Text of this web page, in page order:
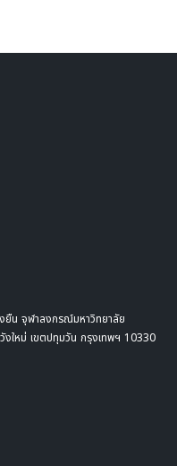
ยืน จุฬาลงกรณ์มหาวิทยาลัย
ใหม่ เขตปทุมวัน กรุงเทพฯ 10330